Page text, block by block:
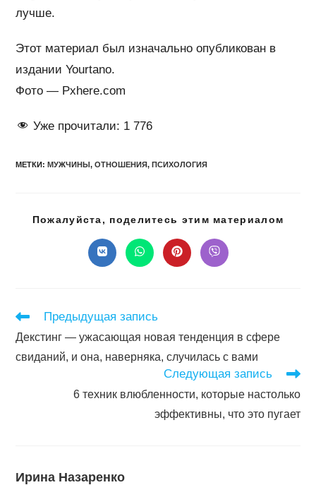
лучше.
Этот материал был изначально опубликован в
издании Yourtano.
Фото — Pxhere.com
Уже прочитали: 1 776
МЕТКИ:МУЖЧИНЫ, ОТНОШЕНИЯ, ПСИХОЛОГИЯ
Пожалуйста, поделитесь этим материалом
Открывается
в
Открывается
в
Открывается
в
Открывается
в
Читать
статьи
Предыдущая запись
Декстинг — ужасающая новая тенденция в сфере
свиданий, и она, наверняка, случилась с вами
Следующая запись
6 техник влюбленности, которые настолько
эффективны, что это пугает
Ирина Назаренко